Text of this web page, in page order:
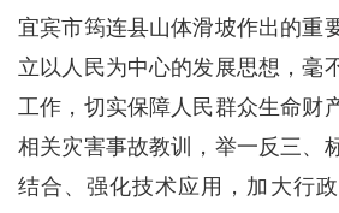
宜宾市筠连县山体滑坡作出的重
立以人民为中心的发展思想，毫
工作，切实保障人民群众生命财
相关灾害事故教训，举一反三、
结合、强化技术应用，加大行